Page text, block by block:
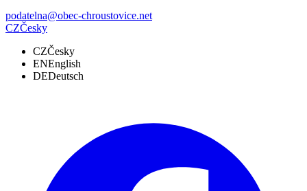
podatelna@obec-chroustovice.net
CZČesky
CZČesky
ENEnglish
DEDeutsch